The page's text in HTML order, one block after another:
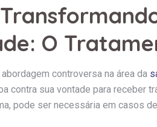
O
controversa na área da
contra sua vontade para receber
pode ser necessária em casos